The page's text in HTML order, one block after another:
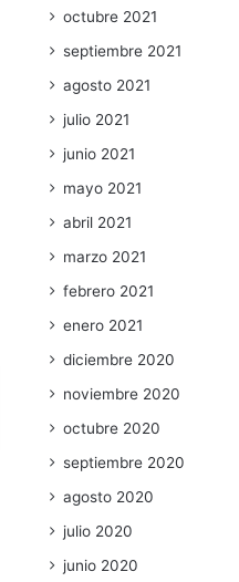
octubre 2021
septiembre 2021
agosto 2021
julio 2021
junio 2021
mayo 2021
abril 2021
marzo 2021
febrero 2021
enero 2021
diciembre 2020
noviembre 2020
octubre 2020
septiembre 2020
agosto 2020
julio 2020
junio 2020